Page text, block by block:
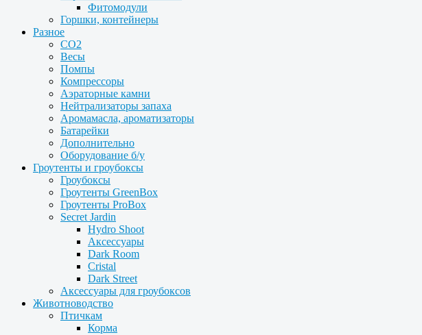
Фитомодули
Горшки, контейнеры
Разное
CO2
Весы
Помпы
Компрессоры
Аэраторные камни
Нейтрализаторы запаха
Аромамасла, ароматизаторы
Батарейки
Дополнительно
Оборудование б/у
Гроутенты и гроубоксы
Гроубоксы
Гроутенты GreenBox
Гроутенты ProBox
Secret Jardin
Hydro Shoot
Аксессуары
Dark Room
Cristal
Dark Street
Аксессуары для гроубоксов
Животноводство
Птичкам
Корма